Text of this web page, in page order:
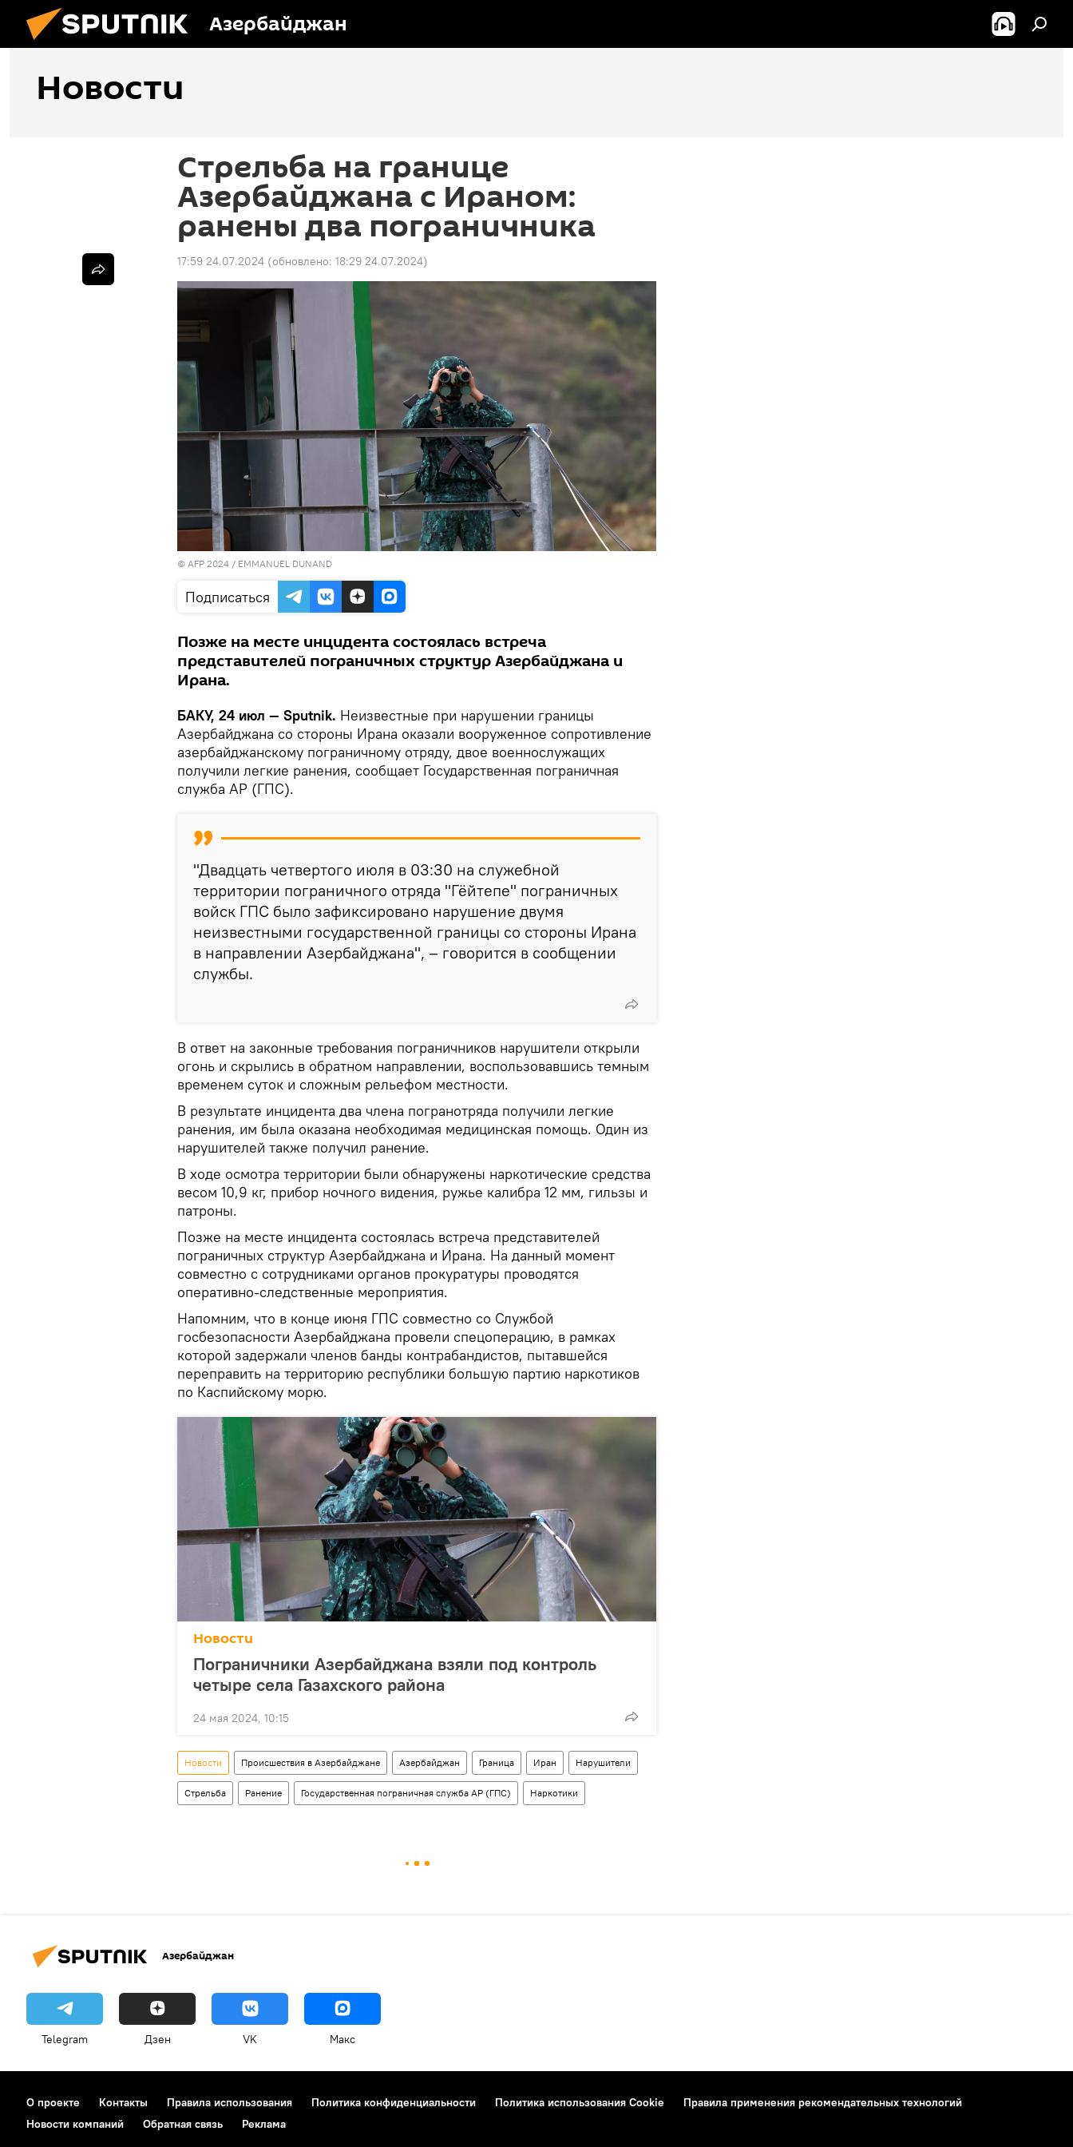
Азербайджан
Новости
Стрельба на границе
Азербайджана с Ираном:
ранены два пограничника
17:59 24.07.2024 (обновлено: 18:29 24.07.2024)
© AFP 2024 / EMMANUEL DUNAND
Подписаться
Позже на месте инцидента состоялась встреча
представителей пограничных структур Азербайджана и
Ирана.
БАКУ, 24 июл — Sputnik. Неизвестные при нарушении границы
Азербайджана со стороны Ирана оказали вооруженное сопротивление
азербайджанскому пограничному отряду, двое военнослужащих
получили легкие ранения, сообщает Государственная пограничная
служба АР (ГПС).
"Двадцать четвертого июля в 03:30 на служебной
территории пограничного отряда "Гёйтепе" пограничных
войск ГПС было зафиксировано нарушение двумя
неизвестными государственной границы со стороны Ирана
в направлении Азербайджана", – говорится в сообщении
службы.
В ответ на законные требования пограничников нарушители открыли
огонь и скрылись в обратном направлении, воспользовавшись темным
временем суток и сложным рельефом местности.
В результате инцидента два члена погранотряда получили легкие
ранения, им была оказана необходимая медицинская помощь. Один из
нарушителей также получил ранение.
В ходе осмотра территории были обнаружены наркотические средства
весом 10,9 кг, прибор ночного видения, ружье калибра 12 мм, гильзы и
патроны.
Позже на месте инцидента состоялась встреча представителей
пограничных структур Азербайджана и Ирана. На данный момент
совместно с сотрудниками органов прокуратуры проводятся
оперативно-следственные мероприятия.
Напомним, что в конце июня ГПС совместно со Службой
госбезопасности Азербайджана провели спецоперацию, в рамках
которой задержали членов банды контрабандистов, пытавшейся
переправить на территорию республики большую партию наркотиков
по Каспийскому морю.
Новости
Пограничники Азербайджана взяли под контроль
четыре села Газахского района
24 мая 2024, 10:15
Новости Происшествия в Азербайджане Азербайджан Граница Иран Нарушители
Стрельба Ранение Государственная пограничная служба АР (ГПС) Наркотики
Азербайджан
Telegram Дзен VK Макс
О проекте Контакты Правила использования Политика конфиденциальности Политика использования Cookie
Правила применения рекомендательных технологий
Новости компаний
Обратная связь Реклама